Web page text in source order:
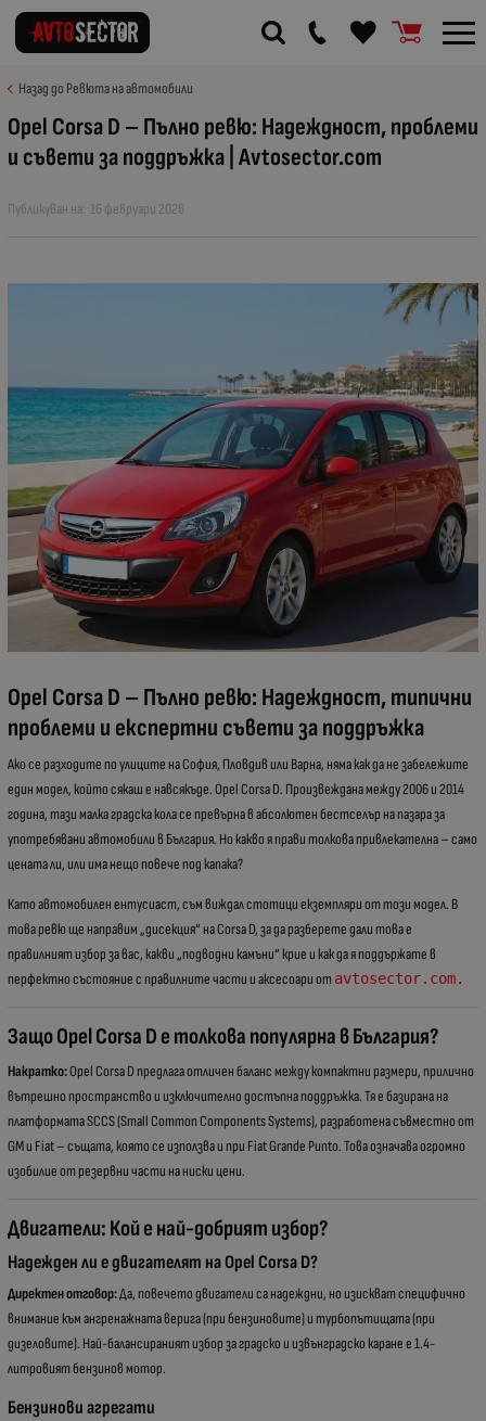
Назад до Ревюта на автомобили
Opel Corsa D – Пълно ревю: Надеждност, проблеми
и съвети за поддръжка | Avtosector.com
Публикуван на: 16 февруари 2026
Opel Corsa D – Пълно ревю: Надеждност, типични
проблеми и експертни съвети за поддръжка
Ако се разходите по улиците на София, Пловдив или Варна, няма как да не забележите
един модел, който сякаш е навсякъде. Opel Corsa D. Произвеждана между 2006 и 2014
година, тази малка градска кола се превърна в абсолютен бестселър на пазара за
употребявани автомобили в България. Но какво я прави толкова привлекателна – само
цената ли, или има нещо повече под капака?
Като автомобилен ентусиаст, съм виждал стотици екземпляри от този модел. В
това ревю ще направим „дисекция“ на Corsa D, за да разберете дали това е
правилният избор за вас, какви „подводни камъни“ крие и как да я поддържате в
перфектно състояние с правилните части и аксесоари отavtosector.com.
Защо Opel Corsa D е толкова популярна в България?
Накратко:Opel Corsa D предлага отличен баланс между компактни размери, прилично
вътрешно пространство и изключително достъпна поддръжка. Тя е базирана на
платформата SCCS (Small Common Components Systems), разработена съвместно от
GM и Fiat – същата, която се използва и при Fiat Grande Punto. Това означава огромно
изобилие от резервни части на ниски цени.
Двигатели: Кой е най-добрият избор?
Надежден ли е двигателят на Opel Corsa D?
Директен отговор:Да, повечето двигатели са надеждни, но изискват специфично
внимание към ангренажната верига (при бензиновите) и турбопътищата (при
дизеловите). Най-балансираният избор за градско и извънградско каране е 1.4-
литровият бензинов мотор.
Бензинови агрегати